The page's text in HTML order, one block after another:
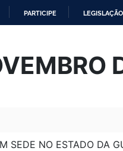
PARTICIPE LEGISLAÇÃO
SEDE NO ESTADO DA